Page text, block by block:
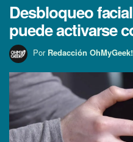
Desbloqueo
puede activarse
Por Redacción OhMyGeek!